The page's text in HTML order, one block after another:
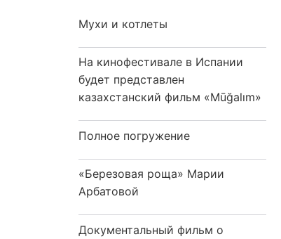
Мухи и котлеты
На кинофестивале в Испании
будет представлен
казахстанский фильм «Mūğalım»
Полное погружение
«Березовая роща» Марии
Арбатовой
Документальный фильм о